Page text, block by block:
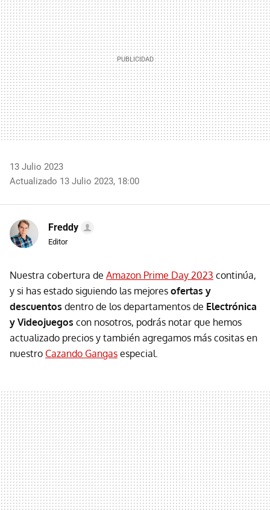
13 Julio 2023
Actualizado 13 Julio 2023, 18:00
Freddy
Editor
Nuestra cobertura de Amazon Prime Day 2023 continúa,
y si has estado siguiendo las mejores ofertas y
descuentos dentro de los departamentos de Electrónica
y Videojuegos con nosotros, podrás notar que hemos
actualizado precios y también agregamos más cositas en
nuestro Cazando Gangas especial.